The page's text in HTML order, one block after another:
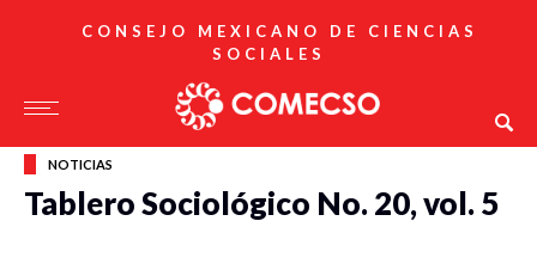
CONSEJO MEXICANO DE CIENCIAS
SOCIALES
NOTICIAS
Tablero Sociológico No. 20, vol. 5